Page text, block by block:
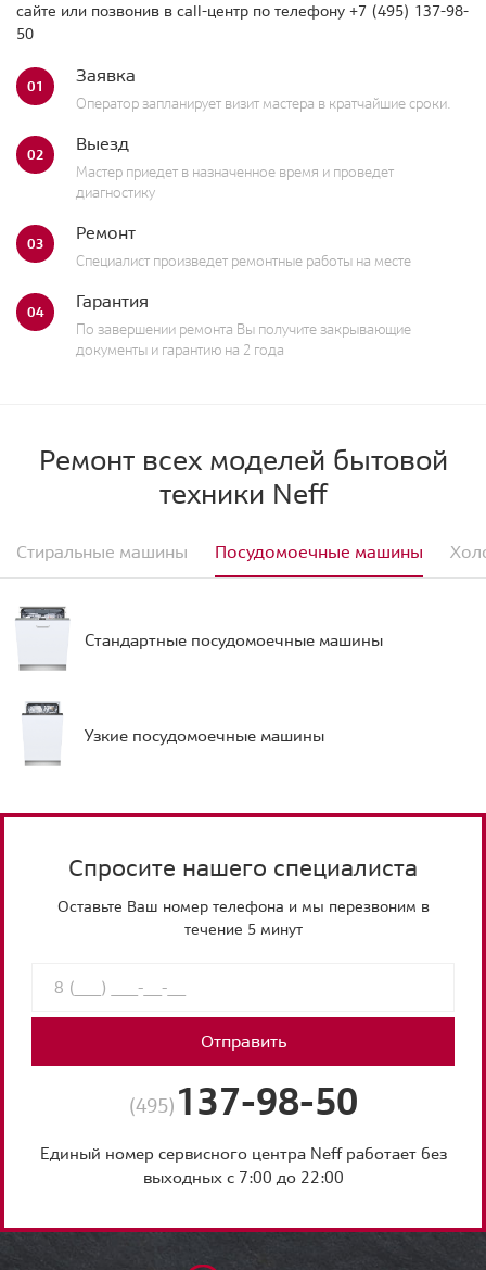
сайте или позвонив в call-центр по телефону +7 (495) 137-98-
50
01 Заявка
Оператор запланирует визит мастера в кратчайшие сроки.
02 Выезд
Мастер приедет в назначенное время и проведет
диагностику
03 Ремонт
Специалист произведет ремонтные работы на месте
04 Гарантия
По завершении ремонта Вы получите закрывающие
документы и гарантию на 2 года
Ремонт всех моделей бытовой
техники Neff
Стиральные машины Посудомоечные машины
Стандартные посудомоечные машины
Узкие посудомоечные машины
Спросите нашего специалиста
Оставьте Ваш номер телефона и мы перезвоним в
течение 5 минут
Отправить
(495) 137-98-50
Единый номер сервисного центра Neff работает без
выходных с 7:00 до 22:00